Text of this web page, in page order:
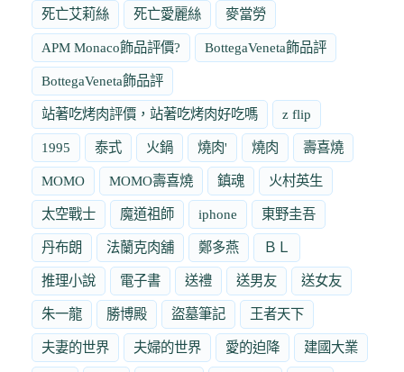
死亡艾莉絲 死亡愛麗絲 麥當勞
APM Monaco飾品評價? BottegaVeneta飾品評
BottegaVeneta飾品評
站著吃烤肉評價，站著吃烤肉好吃嗎 z flip
1995 泰式 火鍋 燒肉' 燒肉 壽喜燒
MOMO MOMO壽喜燒 鎮魂 火村英生
太空戰士 魔道祖師 iphone 東野圭吾
丹布朗 法蘭克肉舖 鄭多燕 ＢＬ
推理小說 電子書 送禮 送男友 送女友
朱一龍 勝博殿 盜墓筆記 王者天下
夫妻的世界 夫婦的世界 愛的迫降 建國大業